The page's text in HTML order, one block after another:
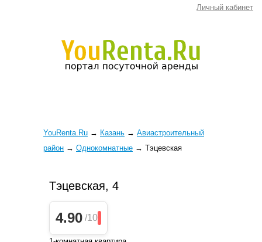
Личный кабинет
YouRenta.Ru → Казань → Авиастроительный
район → Однокомнатные → Тэцевская
Тэцевская, 4
4.90 /10